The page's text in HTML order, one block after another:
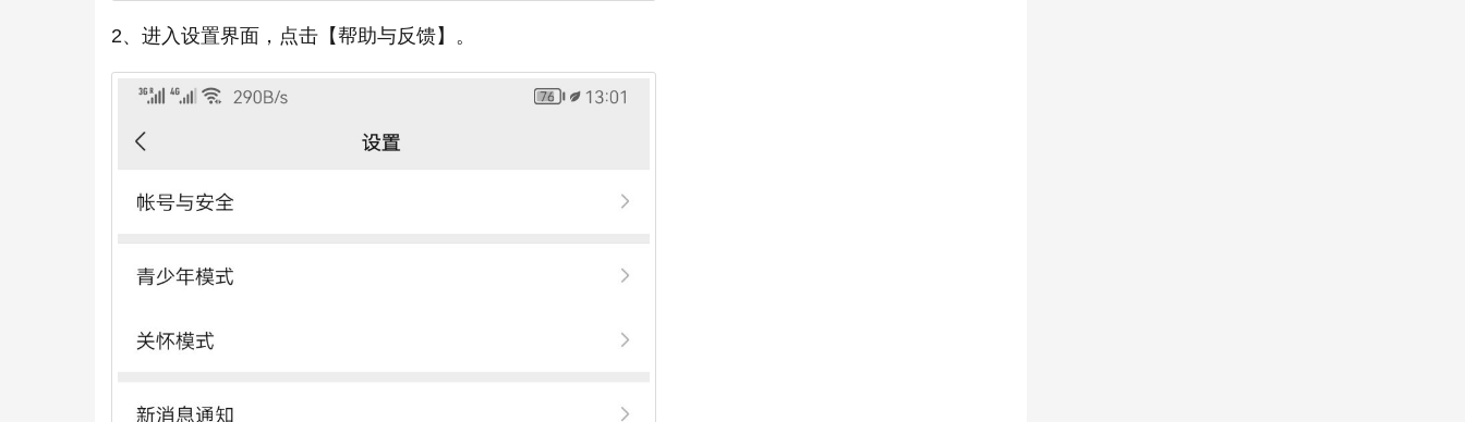
2、进入设置界面，点击【帮助与反馈】。